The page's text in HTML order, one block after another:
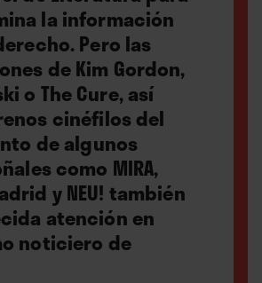
la información
Pero las
de Kim Gordon,
o The Cure, así
cinéfilos del
de algunos
como MIRA,
y NEU! también
atención en
noticiero de